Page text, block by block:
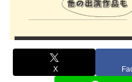
X